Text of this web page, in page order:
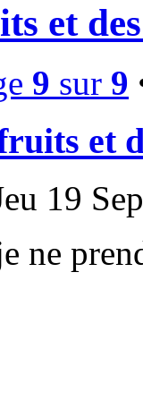
et
9 sur 9
et
19
ne